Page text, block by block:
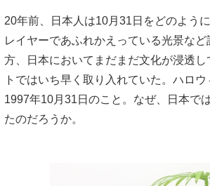
20年前、日本人は10月31日をどのよう
レイヤーであふれかえっている光景な
方、日本においてまだまだ文化が浸透
トではいち早く取り入れていた。ハロ
1997年10月31日のこと。なぜ、日本で
たのだろうか。